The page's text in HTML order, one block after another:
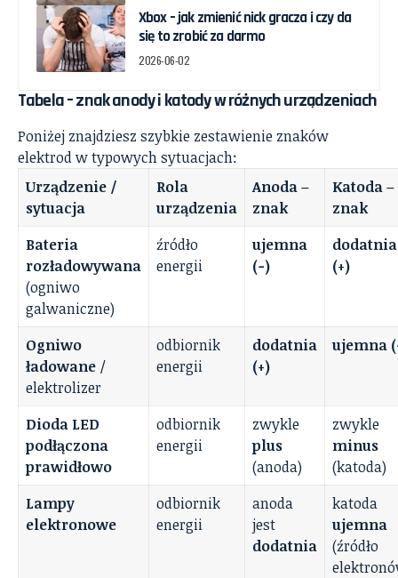
Xbox – jak zmienić nick gracza i czy da
się to zrobić za darmo
2026-06-02
Tabela – znak anody i katody w różnych urządzeniach
Poniżej znajdziesz szybkie zestawienie znaków
elektrod w typowych sytuacjach:
Urządzenie /
sytuacja
Rola
urządzenia
Anoda –
znak
Katoda –
znak
Bateria
rozładowywana
(ogniwo
galwaniczne)
źródło
energii
ujemna
(−)
dodatnia
(+)
Ogniwo
ładowane /
elektrolizer
odbiornik
energii
dodatnia
(+)
ujemna
Dioda LED
podłączona
prawidłowo
odbiornik
energii
zwykle
plus
(anoda)
zwykle
minus
(katoda)
Lampy
elektronowe
odbiornik
energii
anoda
jest
dodatnia
katoda
ujemna
(źródło